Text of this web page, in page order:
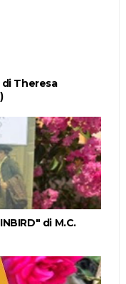
Theresa
di M.C.